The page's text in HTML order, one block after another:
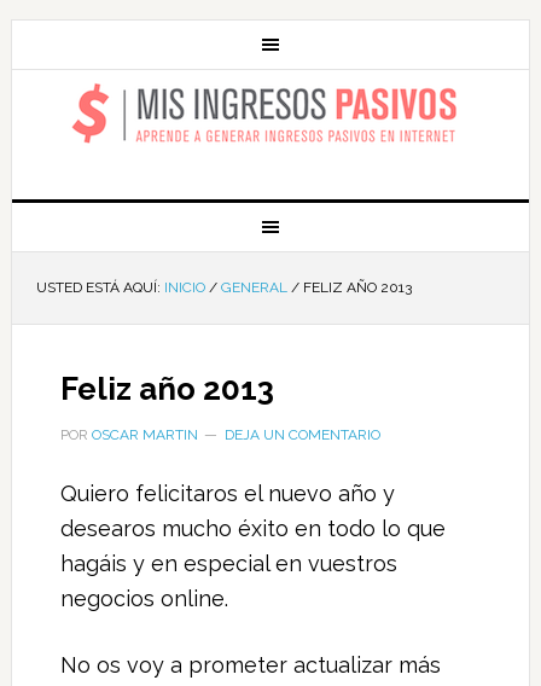
MIS INGRESOS
PASIVOS
USTED ESTÁ AQUÍ: INICIO / GENERAL /FELIZ AÑO 2013
Feliz año 2013
POR OSCAR MARTIN DEJA UN COMENTARIO
Quiero felicitaros el nuevo año y
desearos mucho éxito en todo lo que
hagáis y en especial en vuestros
negocios online.
No os voy a prometer actualizar más